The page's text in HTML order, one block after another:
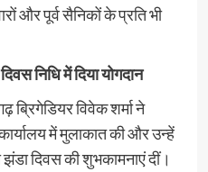
और पूर्व सैनिकों के प्रति भी
निधि में दिया योगदान
विवेक शर्मा ने
में मुलाकात की और उन्हें
दिवस की शुभकामनाएं दीं।